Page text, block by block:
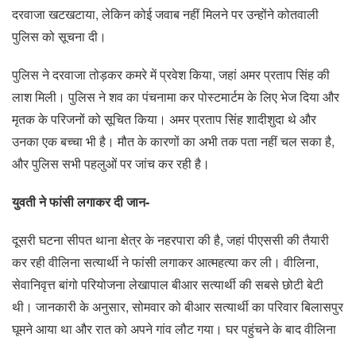
दरवाजा खटखटाया, लेकिन कोई जवाब नहीं मिलने पर उन्होंने कोतवाली
पुलिस को सूचना दी।
पुलिस ने दरवाजा तोड़कर कमरे में प्रवेश किया, जहां अमर प्रताप सिंह की
लाश मिली। पुलिस ने शव का पंचनामा कर पोस्टमार्टम के लिए भेज दिया और
मृतक के परिजनों को सूचित किया। अमर प्रताप सिंह शादीशुदा थे और
उनका एक बच्चा भी है। मौत के कारणों का अभी तक पता नहीं चल सका है,
और पुलिस सभी पहलुओं पर जांच कर रही है।
युवती ने फांसी लगाकर दी जान-
दूसरी घटना सीपत थाना क्षेत्र के नहरपारा की है, जहां पीएससी की तैयारी
कर रही वीलिना सत्यार्थी ने फांसी लगाकर आत्महत्या कर ली। वीलिना,
सेवानिवृत्त बांगो परियोजना लेखापाल बीआर सत्यार्थी की सबसे छोटी बेटी
थी। जानकारी के अनुसार, सोमवार को बीआर सत्यार्थी का परिवार बिलासपुर
घूमने आया था और रात को अपने गांव लौट गया। घर पहुंचने के बाद वीलिना